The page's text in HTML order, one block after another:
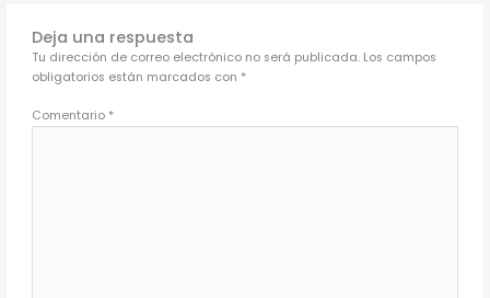
Deja una respuesta
Tu dirección de correo electrónico no será publicada. Los campos
obligatorios están marcados con *
Comentario *